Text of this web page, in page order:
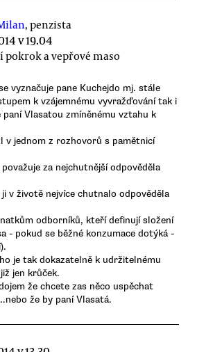
, penzista
v 19.04
pokrok a vepřové maso
vyznačuje pane Kuchejdo mj. stále
k vzájemnému vyvražďování tak i
paní Vlasatou zmíněnému vztahu k
v jednom z rozhovorů s pamětnicí
za nejchutnější odpověděla
v životě nejvíce chutnalo odpověděla
odborníků, kteří definují složení
- pokud se běžné konzumace dotýká -
je tak dokazatelně k udržitelnému
jen krůček.
že chcete zas něco uspěchat
že by paní Vlasatá.